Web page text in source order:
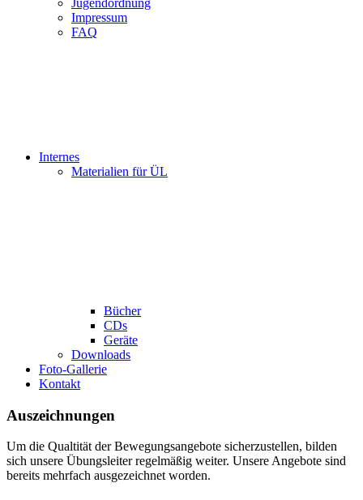
Jugendordnung
Impressum
FAQ
Internes
Materialien für ÜL
Bücher
CDs
Geräte
Downloads
Foto-Gallerie
Kontakt
Auszeichnungen
Um die Qualtität der Bewegungsangebote sicherzustellen, bilden
sich unsere Übungsleiter regelmäßig weiter. Unsere Angebote sind
bereits mehrfach ausgezeichnet worden.